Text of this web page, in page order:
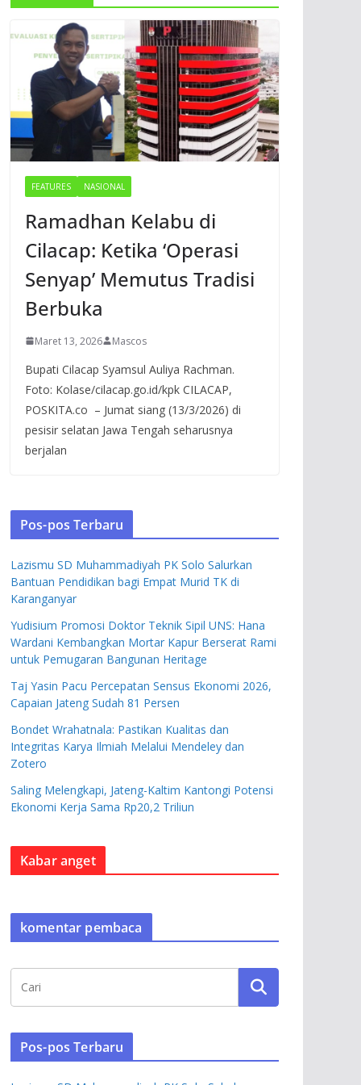
FEATURES NASIONAL
Ramadhan Kelabu di
Cilacap: Ketika ‘Operasi
Senyap’ Memutus Tradisi
Berbuka
Maret 13, 2026 Mascos
Bupati Cilacap Syamsul Auliya Rachman.
Foto: Kolase/cilacap.go.id/kpk CILACAP,
POSKITA.co – Jumat siang (13/3/2026) di
pesisir selatan Jawa Tengah seharusnya
berjalan
Pos-pos Terbaru
Lazismu SD Muhammadiyah PK Solo Salurkan
Bantuan Pendidikan bagi Empat Murid TK di
Karanganyar
Yudisium Promosi Doktor Teknik Sipil UNS: Hana
Wardani Kembangkan Mortar Kapur Berserat Rami
untuk Pemugaran Bangunan Heritage
Taj Yasin Pacu Percepatan Sensus Ekonomi 2026,
Capaian Jateng Sudah 81 Persen
Bondet Wrahatnala: Pastikan Kualitas dan
Integritas Karya Ilmiah Melalui Mendeley dan
Zotero
Saling Melengkapi, Jateng-Kaltim Kantongi Potensi
Ekonomi Kerja Sama Rp20,2 Triliun
Kabar anget
komentar pembaca
Pos-pos Terbaru